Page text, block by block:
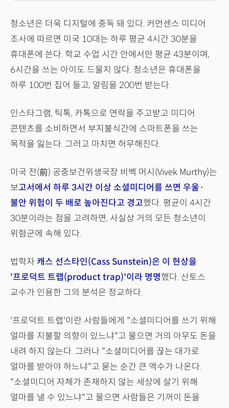
청소년은 더욱 디지털에 중독 돼 있다. 커먼센스 미디어
조사에 따르면 미국 10대는 하루 평균 4시간 30분을
휴대폰에 쓴다. 학교 수업 시간 안에서만 평균 43분이며,
6시간을 쓰는 아이도 드물지 않다. 청소년은 휴대폰을
하루 100번 집어 들고, 알림을 200번 받는다.
인스타그램, 틱톡, 카톡으로 연락을 주고받고 미디어
콘텐츠를 소비하면서 부지불식간에 스마트폰을 쓰는
목적을 잃는다. 그러고 마치면 허무해진다.
미국 전(前) 공중보건위생국장 비벡 머시(Vivek Murthy)는
보고서에서 하루 3시간 이상 소셜미디어를 쓰면 우울·
불안 위험이 두 배로 높아진다고 경고했다. 평균이 4시간
30분이라는 점을 고려하면, 사실상 거의 모든 청소년이
위험군에 속해 있다.
법학자 캐스 선스타인(Cass Sunstein)은 이 현상을
'프로덕트 트랩(product trap)'이라 명명했다. 산토스
교수가 인용한 그의 분석은 정교하다.
'프로덕트 트랩'이란 사람들에게 "소셜미디어를 쓰기 위해
얼마를 지불할 의향이 있느냐"고 물으면 거의 아무도 돈을
내려 하지 않는다. 그러나 "소셜미디어를 끊는 대가로
얼마를 받아야 하느냐"고 묻는 순간 큰 액수가 나온다.
"소셜미디어 자체가 존재하지 않는 세상에 살기 위해
얼마를 낼 수 있느냐"고 물으면 사람들은 기꺼이 돈을